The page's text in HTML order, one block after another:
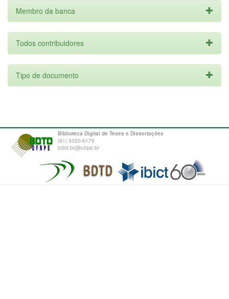
Membro da banca
Todos contribuidores
Tipo de documento
Biblioteca Digital de Teses e Dissertações
(81) 3320-6179
bdtd.bc@ufrpe.br